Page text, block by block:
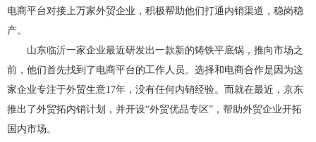
电商平台对接上万家外贸企业，积极帮助他们打通内销渠道，稳岗稳
产。
山东临沂一家企业最近研发出一款新的铸铁平底锅，推向市场之
前，他们首先找到了电商平台的工作人员。选择和电商合作是因为这
家企业专注于外贸生意17年，没有任何内销经验。而就在最近，京东
推出了外贸拓内销计划，并开设“外贸优品专区”，帮助外贸企业开拓
国内市场。